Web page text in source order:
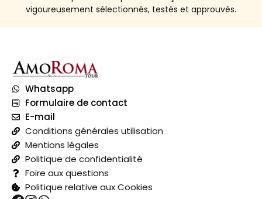
vigoureusement sélectionnés, testés et approuvés.
Whatsapp
Formulaire de contact
E-mail
Conditions générales utilisation
Mentions légales
Politique de confidentialité
Foire aux questions
Politique relative aux Cookies